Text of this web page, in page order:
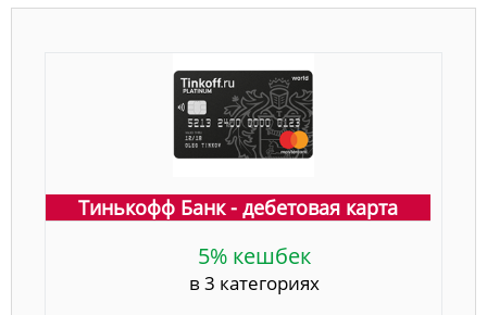
Тинькофф Банк - дебетовая карта
5% кешбек
в 3 категориях